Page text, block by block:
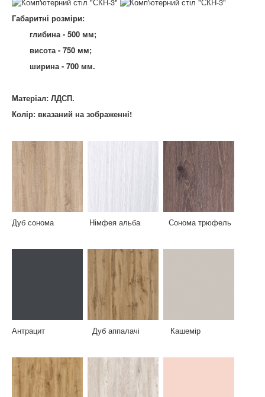
Габаритні розміри:
глибина - 500 мм;
висота - 750 мм;
ширина - 700 мм.
Матеріал: ЛДСП.
Колір: вказаний на зображенні!
Дуб сонома Німфея альба Сонома трюфель
Антрацит Дуб аппалачі Кашемір